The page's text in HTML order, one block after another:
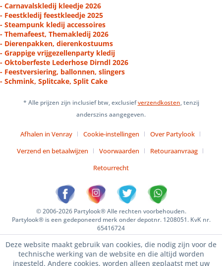
- Carnavalskledij kleedje 2026
- Feestkledij feestkleedje 2025
- Steampunk kledij accessoires
- Themafeest, Themakledij 2026
- Dierenpakken, dierenkostuums
- Grappige vrijgezellenparty kledij
- Oktoberfeste Lederhose Dirndl 2026
- Feestversiering, ballonnen, slingers
- Schmink, Splitcake, Split Cake
* Alle prijzen zijn inclusief btw, exclusiefverzendkosten, tenzij
anderszins aangegeven.
Afhalen in Venray Cookie-instellingen
Over Partylook
Verzend en betaalwijzen
Voorwaarden
Retouraanvraag
Retourrecht
© 2006-2026 Partylook® Alle rechten voorbehouden.
Partylook® is een gedeponeerd merk onder depotnr. 1208051. KvK nr.
65416724
Deze website maakt gebruik van cookies, die nodig zijn voor de
technische werking van de website en die altijd worden
ingesteld. Andere cookies, worden alleen geplaatst met uw